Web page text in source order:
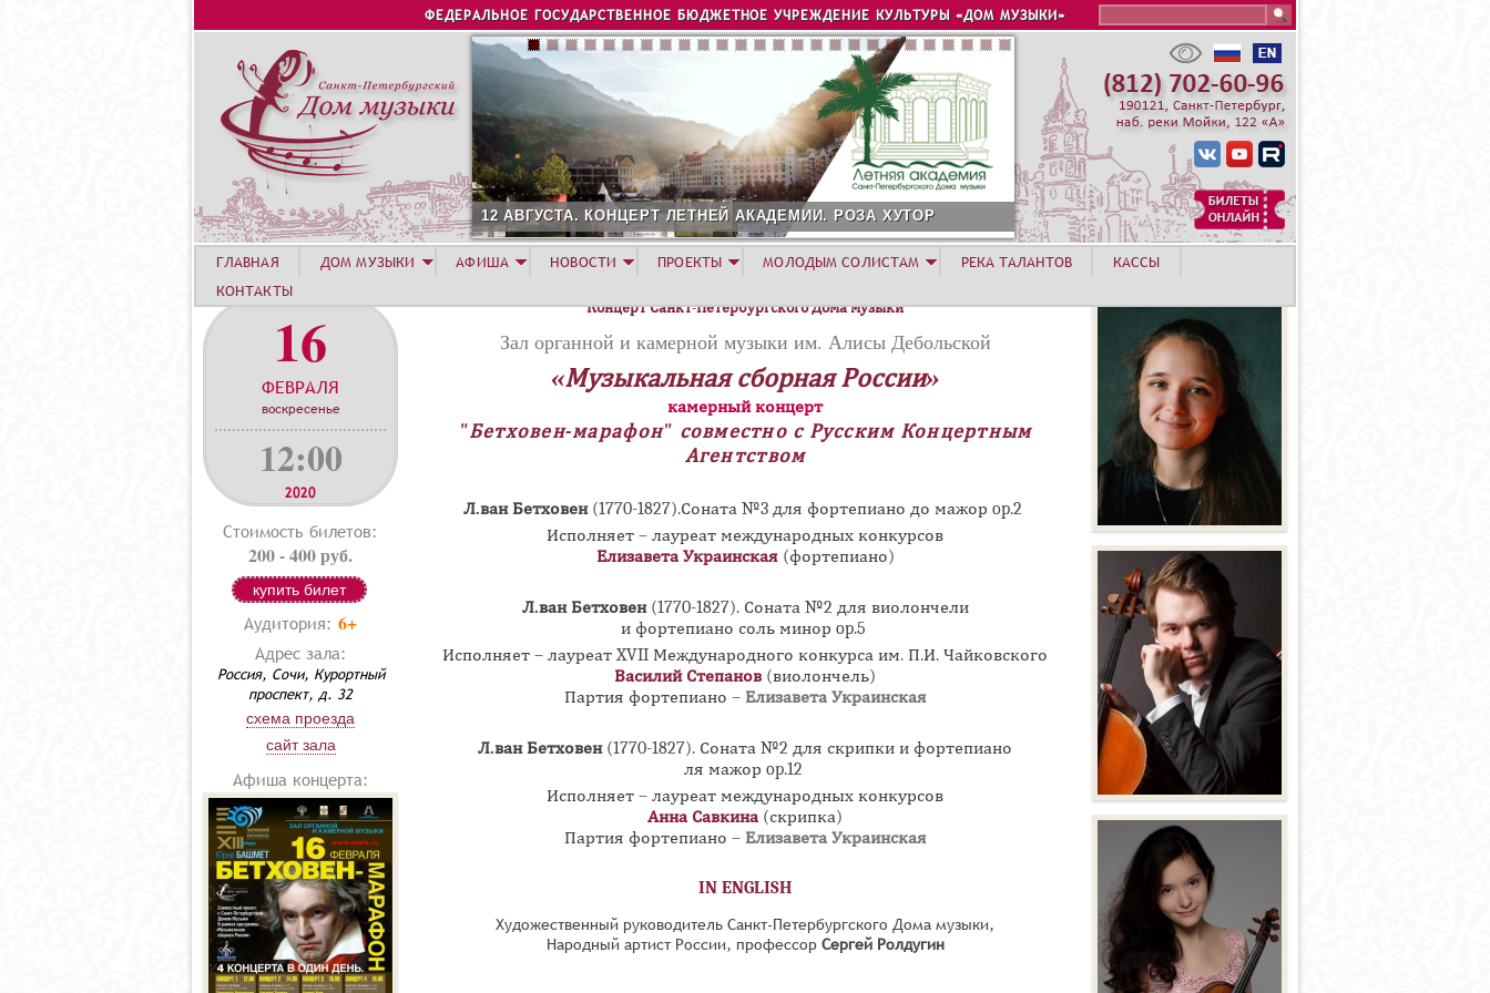
Jump to navigation
ФЕДЕРАЛЬНОЕ ГОСУДАРСТВЕННОЕ БЮДЖЕТНОЕ УЧРЕЖДЕНИЕ КУЛЬТУРЫ «ДОМ МУЗЫКИ»
12 АВГУСТА. КОНЦЕРТ ЛЕТНЕЙ АКАДЕМИИ. РОЗА ХУТОР
16
ФЕВРАЛЯ
воскресенье
12:00
2020
Стоимость билетов:
200 - 400 руб.
купить билет
Аудитория: 6+
Адрес зала:
Россия, Сочи, Курортный
проспект, д. 32
схема проезда
сайт зала
Афиша концерта:
Концерт Санкт-Петербургского Дома музыки
Зал органной и камерной музыки им. Алисы Дебольской
«Музыкальная сборная России»
камерный концерт
"Бетховен-марафон" совместно с Русским Концертным
Агентством
Л.ван Бетховен(1770-1827).Соната №3 для фортепиано до мажор op.2
Исполняет – лауреат международных конкурсов
Елизавета Украинская(фортепиано)
Л.ван Бетховен(1770-1827). Соната №2 для виолончели
и фортепиано соль минор op.5
Исполняет – лауреат XVII Международного конкурса им. П.И. Чайковского
Василий Степанов (виолончель)
Партия фортепиано – Елизавета Украинская
Л.ван Бетховен(1770-1827). Соната №2 для скрипки и фортепиано
ля мажор op.12
Исполняет – лауреат международных конкурсов
Анна Савкина (скрипка)
Партия фортепиано – Елизавета Украинская
IN ENGLISH
Художественный руководитель Санкт-Петербургского Дома музыки,
Народный артист России, профессор Сергей Ролдугин
ГЛАВНАЯ ДОМ МУЗЫКИ АФИША НОВОСТИ ПРОЕКТЫ МОЛОДЫМ СОЛИСТАМ РЕКА ТАЛАНТОВ
КАССЫ
КОНТАКТЫ